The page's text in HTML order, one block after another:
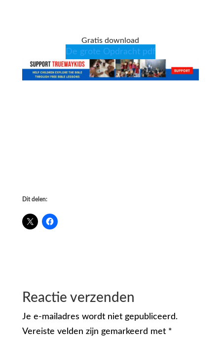
Gratis download
De grote Opdracht pdf
Dit delen:
Reactie verzenden
Je e-mailadres wordt niet gepubliceerd.
Vereiste velden zijn gemarkeerd met *